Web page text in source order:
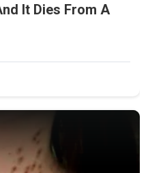
It Dies From A